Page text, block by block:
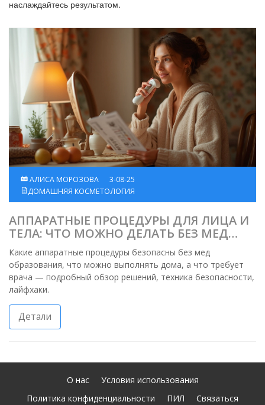
наслаждайтесь результатом.
АЛИСА МОРОЗОВА
3-08-25
ДОМАШНЯЯ КОСМЕТОЛОГИЯ
АППАРАТНЫЕ ПРОЦЕДУРЫ ДЛЯ ЛИЦА И
ТЕЛА: ЧТО МОЖНО ДЕЛАТЬ БЕЗ МЕД
ОБРАЗОВАНИЯ
Какие аппаратные процедуры безопасны без мед
образования, что можно выполнять дома, а что требует
врача — подробный обзор решений, техника безопасности,
лайфхаки.
Детали
О нас
Условия использования
Политика конфиденциальности
ПИЛ Связаться